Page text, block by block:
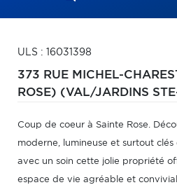
ULS : 16031398
373 RUE MICHEL-
ROSE) (VAL/JARDINS
Coup de coeur à Sainte Rose.
moderne, lumineuse et surtout clés
avec un soin cette jolie propriété
espace de vie agréable et